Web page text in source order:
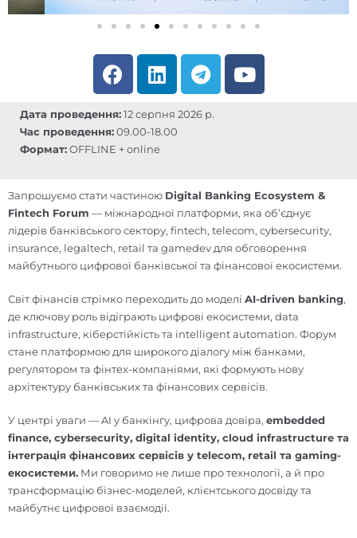
F
a
e
b
k
L
i
k
e
n
T
e
e
m
Y
o
Дата проведення: 12 серпня 2026 р.
Час проведення: 09.00-18.00
Формат: OFFLINE + online
Запрошуємо стати частиною Digital Banking Ecosystem &
Fintech Forum — міжнародної платформи, яка об’єднує
лідерів банківського сектору, fintech, telecom, cybersecurity,
insurance, legaltech, retail та gamedev для обговорення
майбутнього цифрової банківської та фінансової екосистеми.
Світ фінансів стрімко переходить до моделі AI-driven banking,
де ключову роль відіграють цифрові екосистеми, data
infrastructure, кіберстійкість та intelligent automation. Форум
стане платформою для широкого діалогу між банками,
регулятором та фінтех-компаніями, які формують нову
архітектуру банківських та фінансових сервісів.
У центрі уваги — AI у банкінгу, цифрова довіра, embedded
finance, cybersecurity, digital identity, cloud infrastructure та
інтеграція фінансових сервісів у telecom, retail та gaming-
екосистеми. Ми говоримо не лише про технології, а й про
трансформацію бізнес-моделей, клієнтського досвіду та
майбутнє цифрової взаємодії.